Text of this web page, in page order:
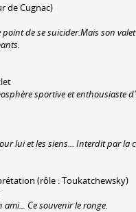
de Cugnac)
de se suicider.Mais son
sportive et enthousiaste
lui et les siens... Interdit par la
(rôle : Toukatchewsky)
Ce souvenir le ronge.